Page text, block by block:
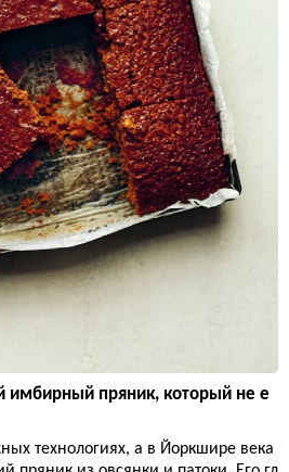
имбирный пряник, который не е
технологиях, а в Йоркшире века